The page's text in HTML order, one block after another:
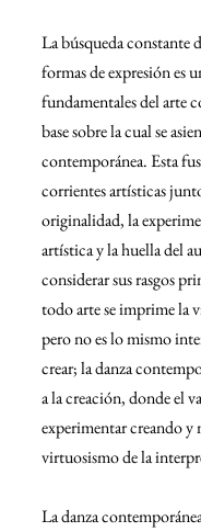
La búsqueda constante
formas de expresión es
fundamentales del arte
base sobre la cual se
contemporánea. Esta
corrientes artísticas
originalidad, la
artística y la huella del
considerar sus rasgos
todo arte se imprime la
pero no es lo mismo
crear; la danza
a la creación, donde el
experimentar creando y
virtuosismo de la
La danza